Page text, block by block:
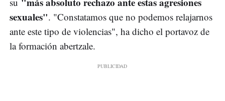
sexuales". "Constatamos que no podemos relajarnos
ante este tipo de violencias", ha dicho el portavoz de
la formación abertzale.